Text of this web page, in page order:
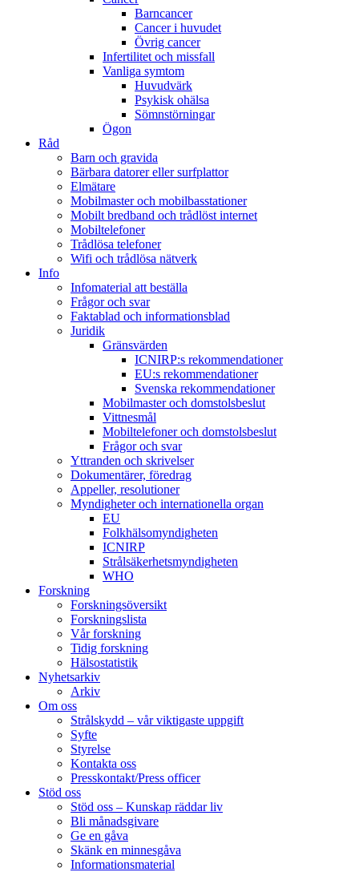
Barncancer
Cancer i huvudet
Övrig cancer
Infertilitet och missfall
Vanliga symtom
Huvudvärk
Psykisk ohälsa
Sömnstörningar
Ögon
Råd
Barn och gravida
Bärbara datorer eller surfplattor
Elmätare
Mobilmaster och mobilbasstationer
Mobilt bredband och trådlöst internet
Mobiltelefoner
Trådlösa telefoner
Wifi och trådlösa nätverk
Info
Infomaterial att beställa
Frågor och svar
Faktablad och informationsblad
Juridik
Gränsvärden
ICNIRP:s rekommendationer
EU:s rekommendationer
Svenska rekommendationer
Mobilmaster och domstolsbeslut
Vittnesmål
Mobiltelefoner och domstolsbeslut
Frågor och svar
Yttranden och skrivelser
Dokumentärer, föredrag
Appeller, resolutioner
Myndigheter och internationella organ
EU
Folkhälsomyndigheten
ICNIRP
Strålsäkerhetsmyndigheten
WHO
Forskning
Forskningsöversikt
Forskningslista
Vår forskning
Tidig forskning
Hälsostatistik
Nyhetsarkiv
Arkiv
Om oss
Strålskydd – vår viktigaste uppgift
Syfte
Styrelse
Kontakta oss
Presskontakt/Press officer
Stöd oss
Stöd oss – Kunskap räddar liv
Bli månadsgivare
Ge en gåva
Skänk en minnesgåva
Informationsmaterial